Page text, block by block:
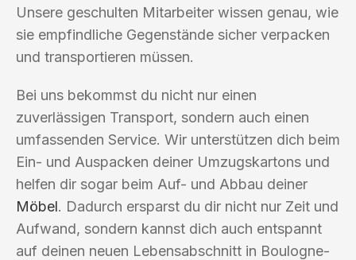
Unsere geschulten Mitarbeiter wissen genau, wie
sie empfindliche Gegenstände sicher verpacken
und transportieren müssen.
Bei uns bekommst du nicht nur einen
zuverlässigen Transport, sondern auch einen
umfassenden Service. Wir unterstützen dich beim
Ein- und Auspacken deiner Umzugskartons und
helfen dir sogar beim Auf- und Abbau deiner
Möbel. Dadurch ersparst du dir nicht nur Zeit und
Aufwand, sondern kannst dich auch entspannt
auf deinen neuen Lebensabschnitt in Boulogne-